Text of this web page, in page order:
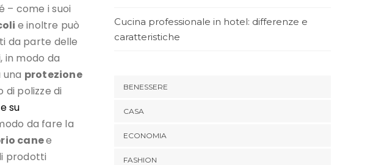
– come i suoi
e inoltre può
da parte delle
in modo da
protezione
di polizze di
su
da fare la
canee
prodotti
Cucina professionale in hotel: differenze e
caratteristiche
BENESSERE
CASA
ECONOMIA
FASHION